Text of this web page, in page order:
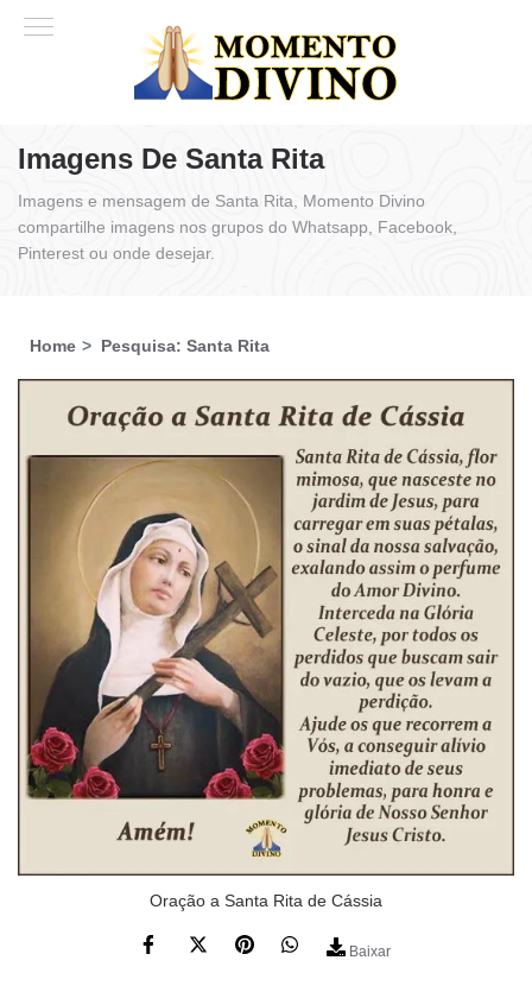
Imagens De Santa Rita
Imagens e mensagem de Santa Rita, Momento Divino
compartilhe imagens nos grupos do Whatsapp, Facebook,
Pinterest ou onde desejar.
Home Pesquisa: Santa Rita
Oração a Santa Rita de Cássia
Baixar